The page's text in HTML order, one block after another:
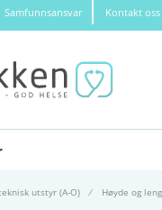
Samfunnsansvar Kontakt oss
utstyr (A-O) Høyde og